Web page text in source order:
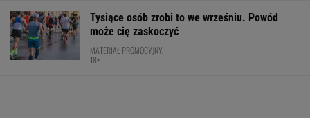
Tysiące osób zrobi to we wrześniu. Powód
może cię zaskoczyć
MATERIAŁ PROMOCYJNY,
18+